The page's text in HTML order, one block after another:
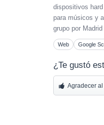
dispositivos
para músicos y
grupo por
Web Google
¿Te gustó
Agradecer